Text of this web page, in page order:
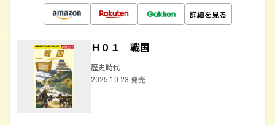
詳細を見る
Ｈ０１ 戦国
歴史時代
2025.10.23 発売